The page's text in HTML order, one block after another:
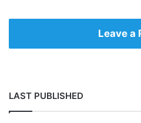
যাতায়াতকে পরিবারের কাছে
গড়া কাহিনি পেশ করেছিলেন
Leave a
LAST PUBLISHED